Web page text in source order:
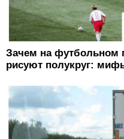
Зачем на футбольном
рисуют полукруг: